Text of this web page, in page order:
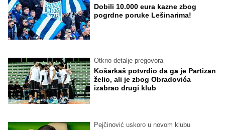
Dobili 10.000 eura kazne zbog
pogrdne poruke Lešinarima!
Otkrio detalje pregovora
Košarkaš potvrdio da ga je Partizan
želio, ali je zbog Obradovića
izabrao drugi klub
Pejčinović uskoro u novom klubu